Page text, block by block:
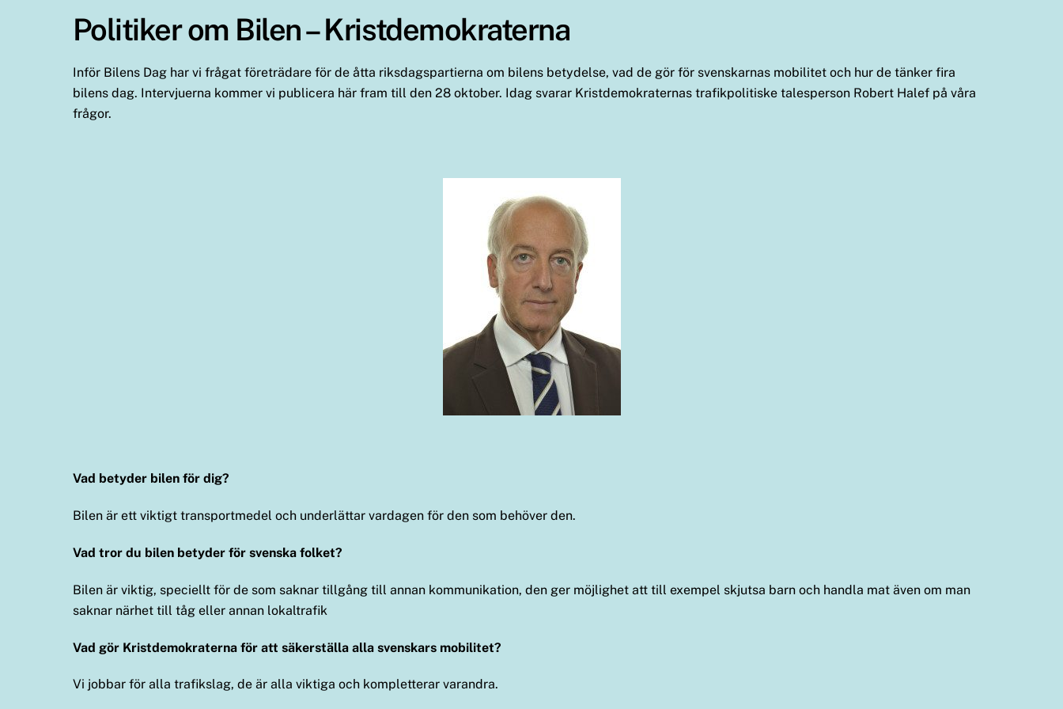
Politiker om Bilen – Kristdemokraterna
Inför Bilens Dag har vi frågat företrädare för de åtta riksdagspartierna om bilens betydelse, vad de gör för svenskarnas mobilitet och hur de tänker fira
bilens dag. Intervjuerna kommer vi publicera här fram till den 28 oktober. Idag svarar Kristdemokraternas trafikpolitiske talesperson Robert Halef på våra
frågor.
Vad betyder bilen för dig?
Bilen är ett viktigt transportmedel och underlättar vardagen för den som behöver den.
Vad tror du bilen betyder för svenska folket?
Bilen är viktig, speciellt för de som saknar tillgång till annan kommunikation, den ger möjlighet att till exempel skjutsa barn och handla mat även om man
saknar närhet till tåg eller annan lokaltrafik
Vad gör Kristdemokraterna för att säkerställa alla svenskars mobilitet?
Vi jobbar för alla trafikslag, de är alla viktiga och kompletterar varandra.